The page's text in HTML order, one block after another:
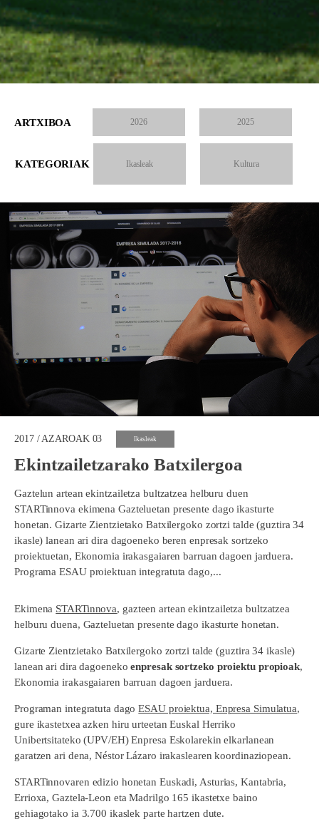
ARTXIBOA 2026 2025
KATEGORIAK Ikasleak Kultura
2017 / AZAROAK 03 Ikasleak
Ekintzailetzarako Batxilergoa
Gaztelun artean ekintzailetza bultzatzea helburu duen
STARTinnova ekimena Gazteluetan presente dago ikasturte
honetan. Gizarte Zientzietako Batxilergoko zortzi talde (guztira 34
ikasle) lanean ari dira dagoeneko beren enpresak sortzeko
proiektuetan, Ekonomia irakasgaiaren barruan dagoen jarduera.
Programa ESAU proiektuan integratuta dago,...
Ekimena STARTinnova, gazteen artean ekintzailetza bultzatzea
helburu duena, Gazteluetan presente dago ikasturte honetan.
Gizarte Zientzietako Batxilergoko zortzi talde (guztira 34 ikasle)
lanean ari dira dagoenekoenpresak sortzeko proiektu propioak,
Ekonomia irakasgaiaren barruan dagoen jarduera.
Programan integratuta dagoESAU proiektua, Enpresa Simulatua,
gure ikastetxea azken hiru urteetan Euskal Herriko
Unibertsitateko (UPV/EH) Enpresa Eskolarekin elkarlanean
garatzen ari dena, Néstor Lázaro irakaslearen koordinaziopean.
STARTinnovaren edizio honetan Euskadi, Asturias, Kantabria,
Errioxa, Gaztela-Leon eta Madrilgo 165 ikastetxe baino
gehiagotako ia 3.700 ikaslek parte hartzen dute.